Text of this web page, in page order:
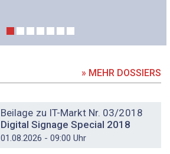
» MEHR DOSSIERS
Beilage zu IT-Markt Nr. 03/2018
Digital Signage Special 2018
01.08.2026 - 09:00 Uhr